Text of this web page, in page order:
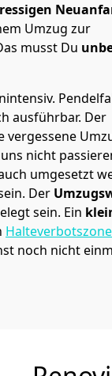
Umzug zur
musst Du
ausführbar. Der
vergessene
nicht
umgesetzt
Der
sein. Ein
noch nicht